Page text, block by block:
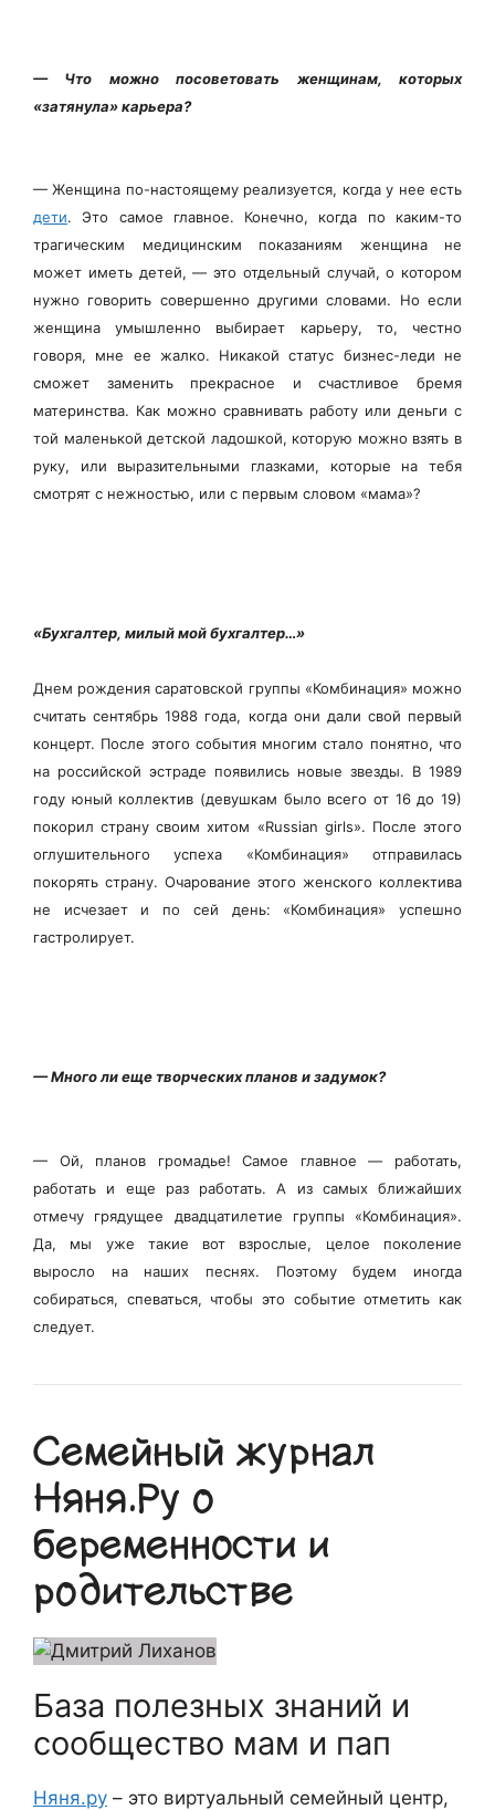
— Что можно посоветовать женщинам, которых
«затянула» карьера?
— Женщина по-настоящему реализуется, когда у нее есть
дети. Это самое главное. Конечно, когда по каким-то
трагическим медицинским показаниям женщина не
может иметь детей, — это отдельный случай, о котором
нужно говорить совершенно другими словами. Но если
женщина умышленно выбирает карьеру, то, честно
говоря, мне ее жалко. Никакой статус бизнес-леди не
сможет заменить прекрасное и счастливое бремя
материнства. Как можно сравнивать работу или деньги с
той маленькой детской ладошкой, которую можно взять в
руку, или выразительными глазками, которые на тебя
смотрят с нежностью, или с первым словом «мама»?
«Бухгалтер, милый мой бухгалтер…»
Днем рождения саратовской группы «Комбинация» можно
считать сентябрь 1988 года, когда они дали свой первый
концерт. После этого события многим стало понятно, что
на российской эстраде появились новые звезды. В 1989
году юный коллектив (девушкам было всего от 16 до 19)
покорил страну своим хитом «Russian girls». После этого
оглушительного успеха «Комбинация» отправилась
покорять страну. Очарование этого женского коллектива
не исчезает и по сей день: «Комбинация» успешно
гастролирует.
— Много ли еще творческих планов и задумок?
— Ой, планов громадье! Самое главное — работать,
работать и еще раз работать. А из самых ближайших
отмечу грядущее двадцатилетие группы «Комбинация».
Да, мы уже такие вот взрослые, целое поколение
выросло на наших песнях. Поэтому будем иногда
собираться, спеваться, чтобы это событие отметить как
следует.
Семейный журнал
Няня.Ру о
беременности и
родительстве
База полезных знаний и
сообщество мам и пап
Няня.ру – это виртуальный семейный центр,